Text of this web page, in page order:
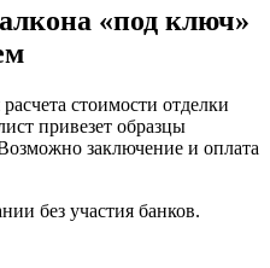
«под ключ»
стоимости отделки
привезет образцы
заключение и оплата
без участия банков.